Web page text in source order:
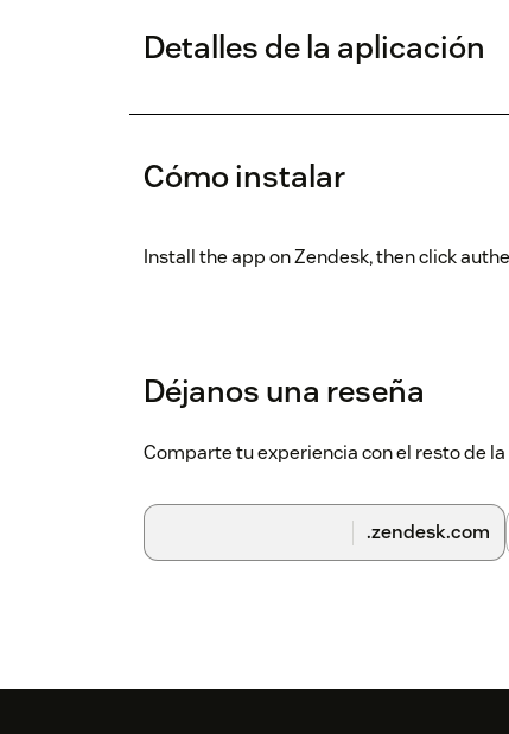
Detalles de la aplicación
Cómo instalar
Install the app on Zendesk, then click
Déjanos una reseña
Comparte tu experiencia con el resto de
.zendesk.com